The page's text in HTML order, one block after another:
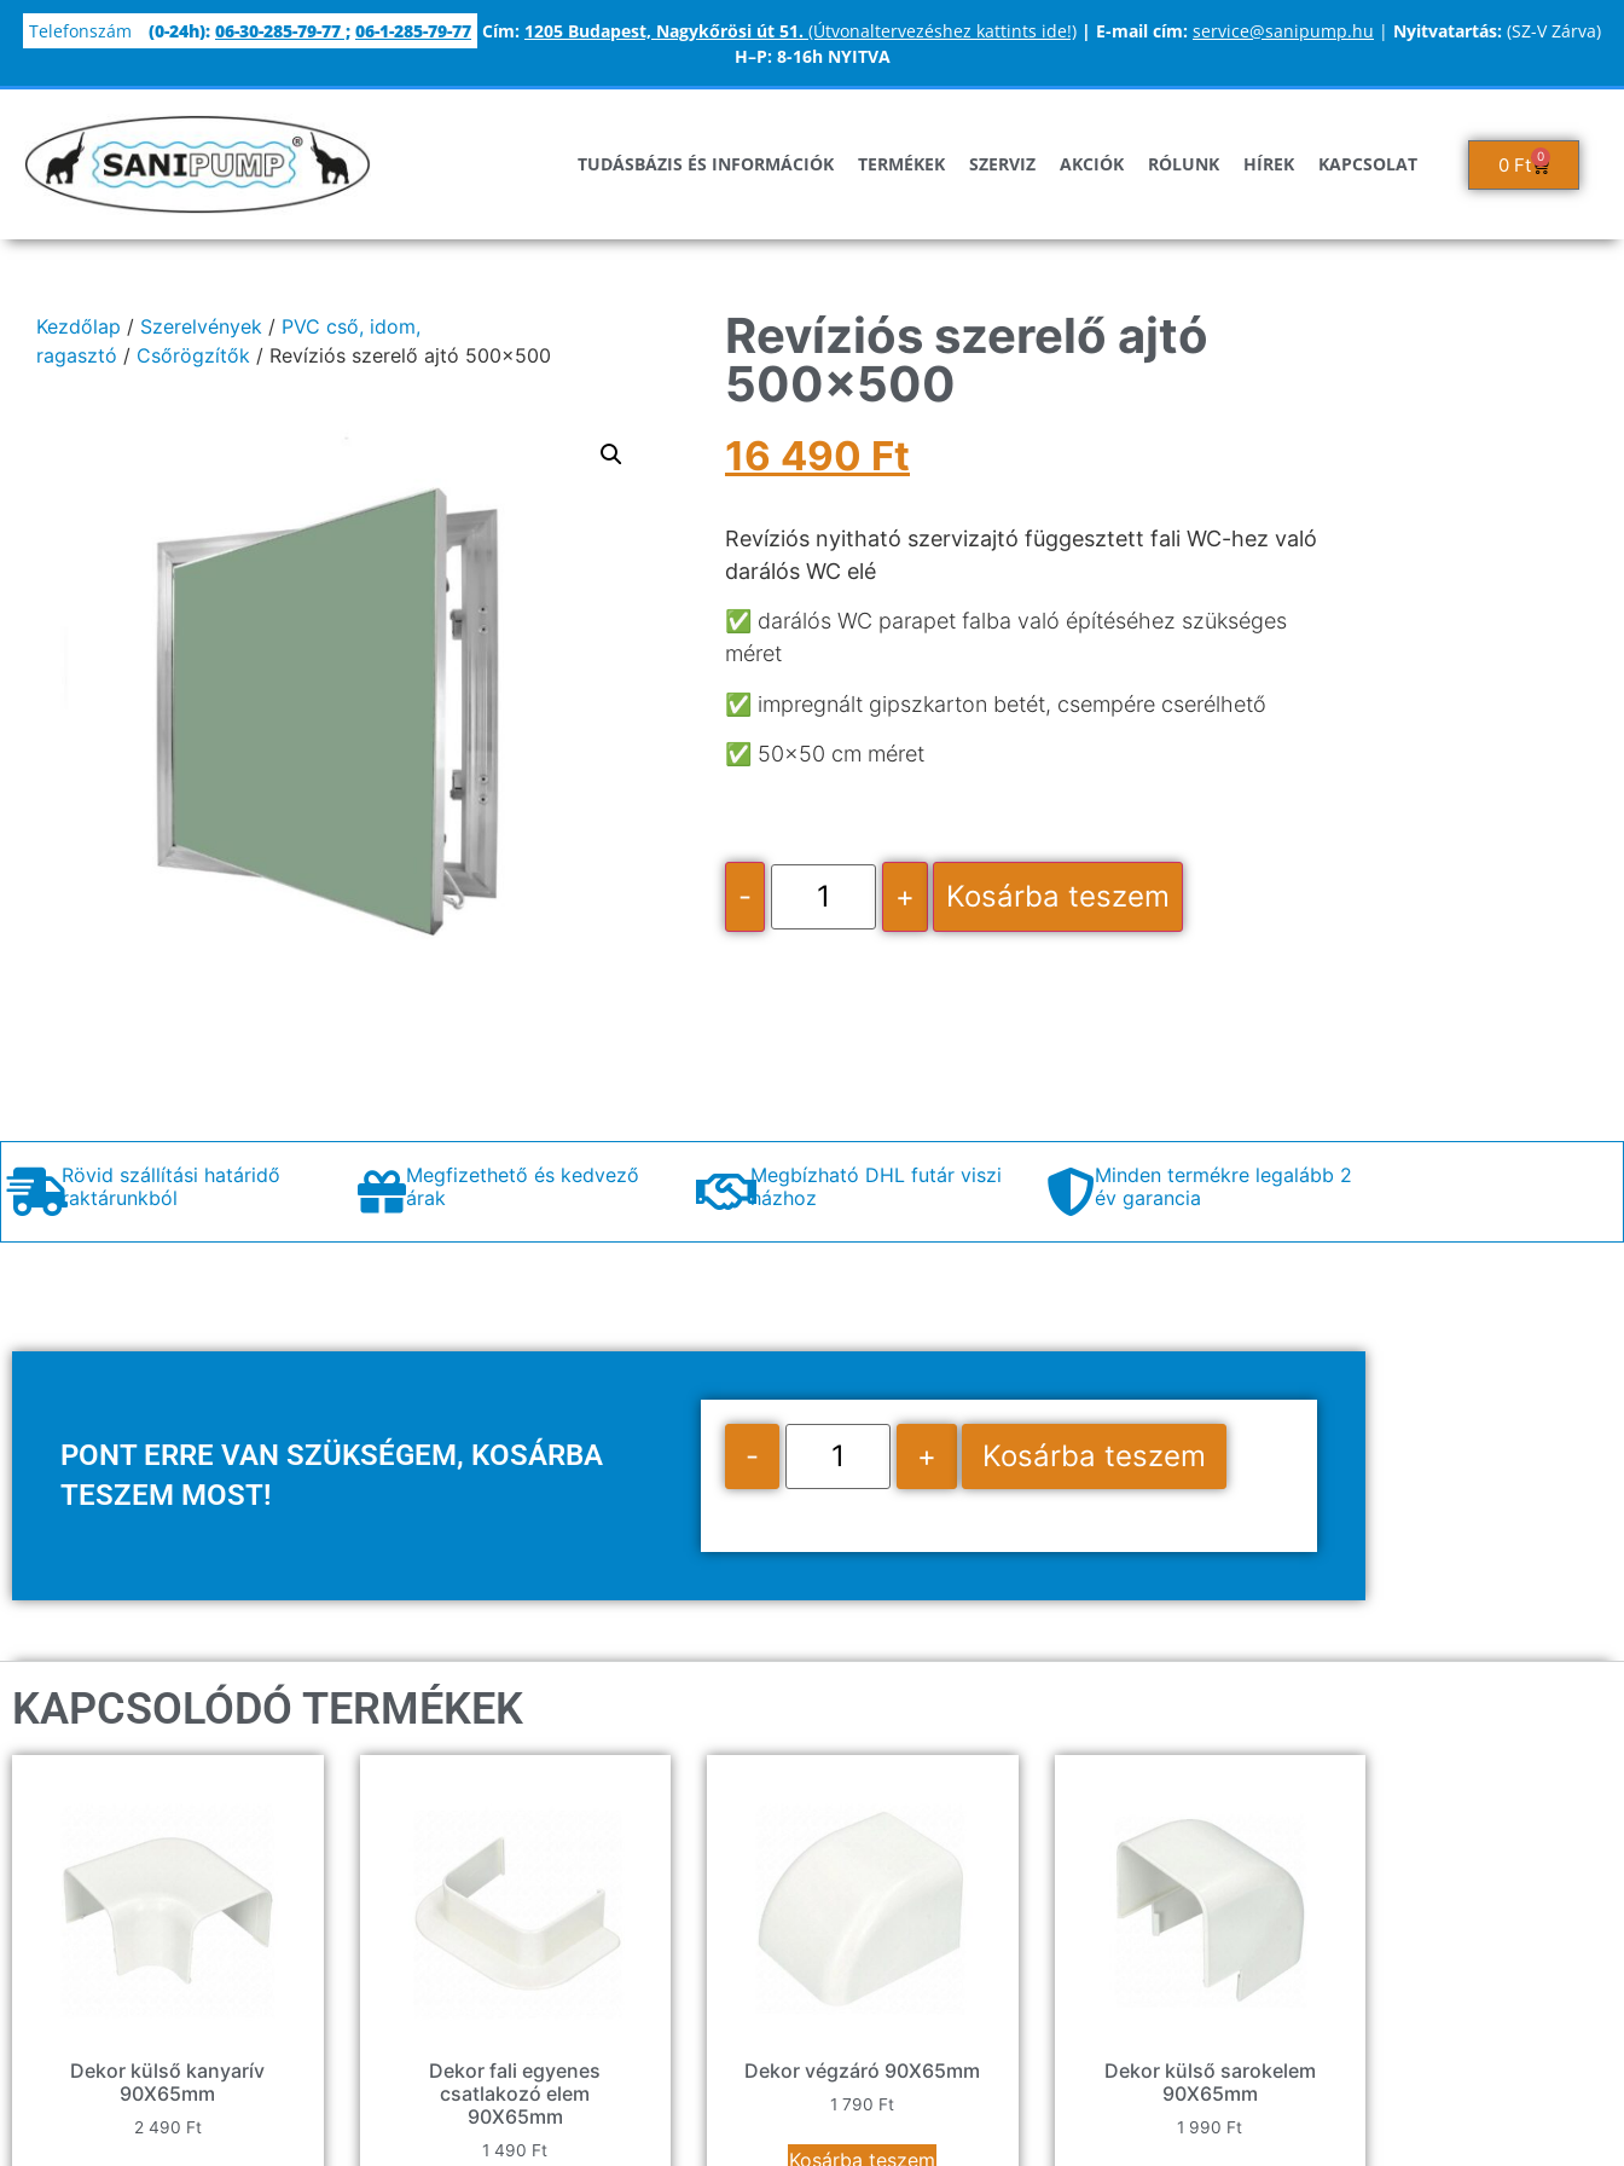
Telefonszám (0-24h): 06-30-285-79-77 ; 06-1-285-79-77 Cím: 1205 Budapest, Nagykőrösi út 51. (Útvonaltervezéshez kattints ide!) | E-mail cím: service@sanipump.hu | Nyitvatartás: (SZ-V Zárva)
H–P: 8-16h NYITVA
TUDÁSBÁZIS ÉS INFORMÁCIÓK TERMÉKEK SZERVIZ AKCIÓK RÓLUNK HÍREK KAPCSOLAT 0 Ft 0
Kezdőlap / Szerelvények / PVC cső, idom,
ragasztó / Csőrögzítők / Revíziós szerelő ajtó 500×500
Revíziós szerelő ajtó
500×500
16 490 Ft
Revíziós nyitható szervizajtó függesztett fali WC-hez való
darálós WC elé
✅ darálós WC parapet falba való építéséhez szükséges
méret
✅ impregnált gipszkarton betét, csempére cserélhető
✅ 50×50 cm méret
- + Kosárba teszem
Rövid szállítási határidő
raktárunkból
Megfizethető és kedvező
árak
Megbízható DHL futár viszi
házhoz
Minden termékre legalább 2
év garancia
PONT ERRE VAN SZÜKSÉGEM, KOSÁRBA
TESZEM MOST!
- + Kosárba teszem
KAPCSOLÓDÓ TERMÉKEK
Dekor külső kanyarív
90X65mm
2 490 Ft
Dekor fali egyenes
csatlakozó elem
90X65mm
1 490 Ft
Dekor végzáró 90X65mm
1 790 Ft
Kosárba teszem
Dekor külső sarokelem
90X65mm
1 990 Ft